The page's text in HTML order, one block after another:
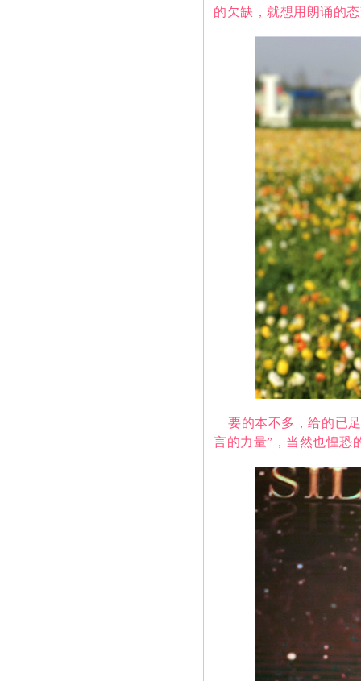
的欠缺，就想用朗诵的
要的本不多，给的已足
言的力量”，当然也惶恐